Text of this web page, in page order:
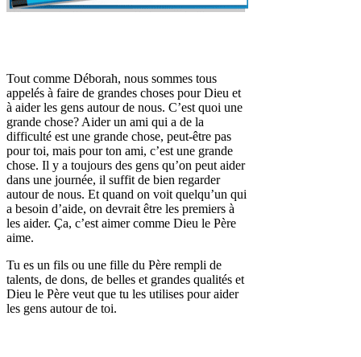
Tout comme Déborah, nous sommes tous
appelés à faire de grandes choses pour Dieu et
à aider les gens autour de nous. C’est quoi une
grande chose? Aider un ami qui a de la
difficulté est une grande chose, peut-être pas
pour toi, mais pour ton ami, c’est une grande
chose. Il y a toujours des gens qu’on peut aider
dans une journée, il suffit de bien regarder
autour de nous. Et quand on voit quelqu’un qui
a besoin d’aide, on devrait être les premiers à
les aider. Ça, c’est aimer comme Dieu le Père
aime.
Tu es un fils ou une fille du Père rempli de
talents, de dons, de belles et grandes qualités et
Dieu le Père veut que tu les utilises pour aider
les gens autour de toi.